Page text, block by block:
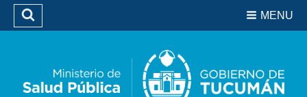
Biblioteca
MENU
Buscar